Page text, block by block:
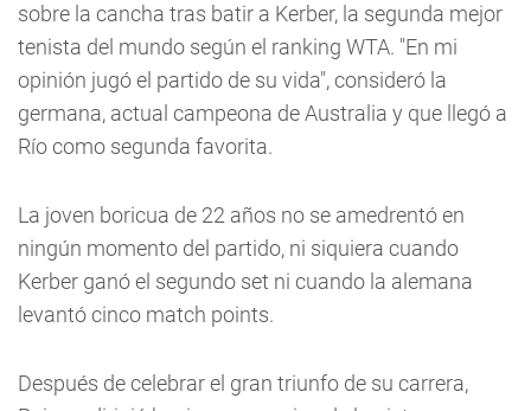
sobre la cancha tras batir a Kerber, la segunda mejor
tenista del mundo según el ranking WTA. "En mi
opinión jugó el partido de su vida", consideró la
germana, actual campeona de Australia y que llegó a
Río como segunda favorita.
La joven boricua de 22 años no se amedrentó en
ningún momento del partido, ni siquiera cuando
Kerber ganó el segundo set ni cuando la alemana
levantó cinco match points.
Después de celebrar el gran triunfo de su carrera,